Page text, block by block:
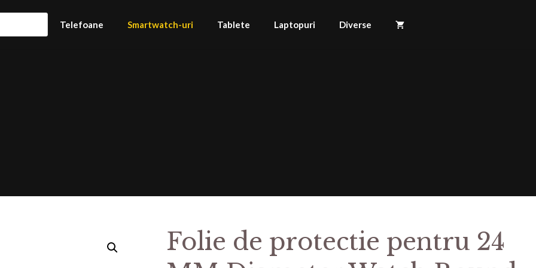
Telefoane Smartwatch-uri Tablete Laptopuri Diverse
Folie de protectie pentru 24